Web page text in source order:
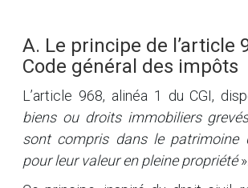
A. Le principe de l’article
Code général des impôts
L’article 968, alinéa 1 du CGI,
biens ou droits immobiliers
sont compris dans le patrimoine
pour leur valeur en pleine propriété».